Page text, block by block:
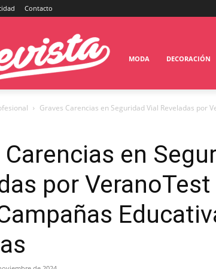
Contacto
MODA DECORACIÓN
Graves Carencias en Seguridad Vial Reveladas por
Carencias en
por